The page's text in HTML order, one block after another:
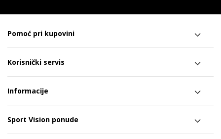
Pomoć pri kupovini
Korisnički servis
Informacije
Sport Vision ponude